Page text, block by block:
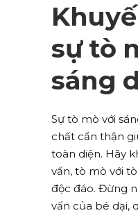
sự tò
sáng
Sự tò mò với
chất cẩn thận
toàn diện. Hãy
vấn, tò mò với
độc đáo. Đừng
vấn của bé dại,